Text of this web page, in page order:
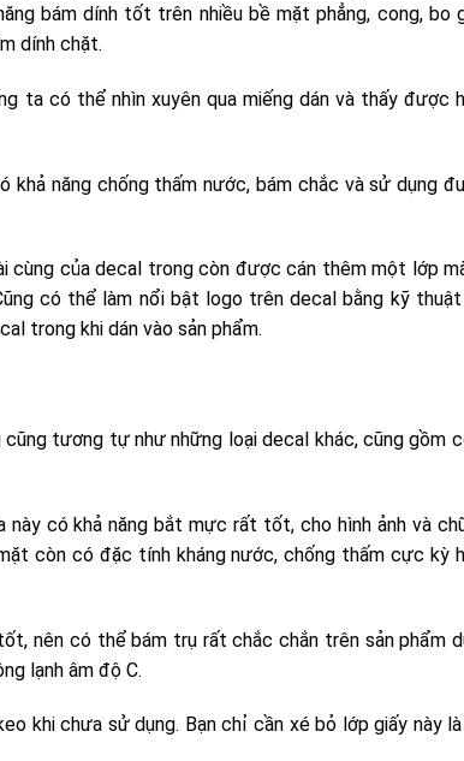
bám dính tốt trên nhiều bề mặt phẳng, cong, bo
dính chặt.
ta có thể nhìn xuyên qua miếng dán và thấy được
năng chống thấm nước, bám chắc và sử dụng
cùng của decal trong còn được cán thêm một lớp
có thể làm nổi bật logo trên decal bằng kỹ
trong khi dán vào sản phẩm.
tương tự như những loại decal khác, cũng gồm
có khả năng bắt mực rất tốt, cho hình ảnh và
còn có đặc tính kháng nước, chống thấm cực kỳ
nên có thể bám trụ rất chắc chắn trên sản phẩm
lạnh âm độ C.
khi chưa sử dụng. Bạn chỉ cần xé bỏ lớp giấy này